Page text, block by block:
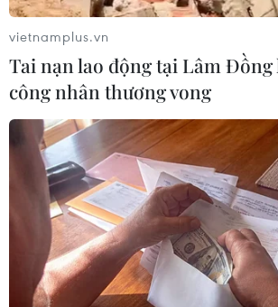
TIN LIÊN QUAN
vietnamplus.vn
Tai nạn lao động tại Lâm Đồng
công nhân thương vong